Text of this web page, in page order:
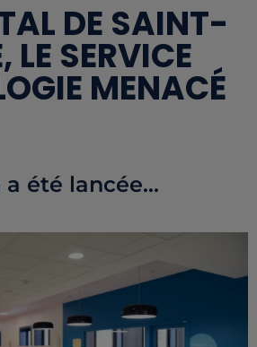
DE SAINT-
LE SERVICE
MENACÉ
été lancée...